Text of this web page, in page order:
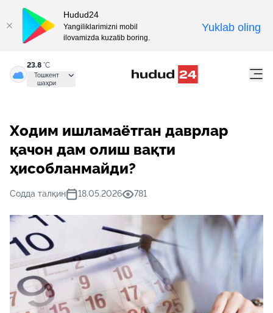
23.8 °C
Тошкент
шаҳри
Ходим ишламаётган даврлар
қачон дам олиш вақти
ҳисобланмайди?
Содда талқин 18.05.2026 781
Hudud24
Yangiliklarimizni mobil
ilovamizda kuzatib boring.
Yuklab oling